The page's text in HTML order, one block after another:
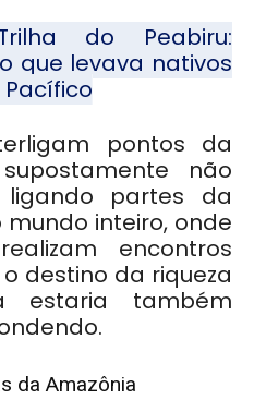
do Peabiru:
que levava nativos
pontos da
não
partes da
inteiro, onde
encontros
destino da riqueza
estaria também
da Amazônia